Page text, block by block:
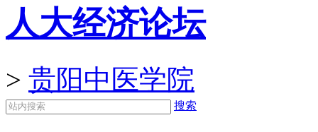
人大经济论坛
> 贵阳中医学院
搜索